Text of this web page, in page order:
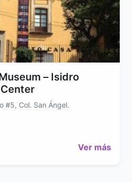
– Isidro
#5, Col. San Ángel.
Ver más